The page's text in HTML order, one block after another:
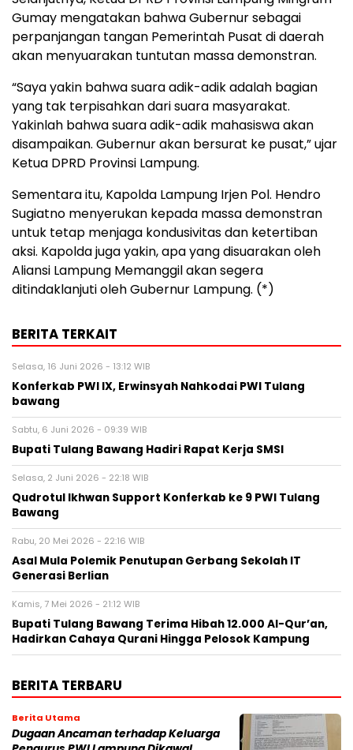
Gumay mengatakan bahwa Gubernur sebagai
perpanjangan tangan Pemerintah Pusat di daerah
akan menyuarakan tuntutan massa demonstran.
“Saya yakin bahwa suara adik-adik adalah bagian
yang tak terpisahkan dari suara masyarakat.
Yakinlah bahwa suara adik-adik mahasiswa akan
disampaikan. Gubernur akan bersurat ke pusat,” ujar
Ketua DPRD Provinsi Lampung.
Sementara itu, Kapolda Lampung Irjen Pol. Hendro
Sugiatno menyerukan kepada massa demonstran
untuk tetap menjaga kondusivitas dan ketertiban
aksi. Kapolda juga yakin, apa yang disuarakan oleh
Aliansi Lampung Memanggil akan segera
ditindaklanjuti oleh Gubernur Lampung. (*)
BERITA TERKAIT
Selasa, 16 Juni 2026 - 13:12 WIB
Konferkab PWI IX, Erwinsyah Nahkodai PWI Tulang
bawang ‎
Sabtu, 6 Juni 2026 - 09:39 WIB
Bupati Tulang Bawang Hadiri Rapat Kerja SMSI ‎
Selasa, 2 Juni 2026 - 22:18 WIB
Qudrotul Ikhwan Support Konferkab ke 9 PWI Tulang
Bawang ‎
Rabu, 20 Mei 2026 - 22:16 WIB
Asal Mula Polemik Penutupan Gerbang Sekolah IT
Generasi Berlian ‎
Kamis, 7 Mei 2026 - 21:12 WIB
Bupati Tulang Bawang Terima Hibah 12.000 Al-Qur’an,
Hadirkan Cahaya Qurani Hingga Pelosok Kampung ‎
BERITA TERBARU
Berita Utama
Dugaan Ancaman terhadap Keluarga